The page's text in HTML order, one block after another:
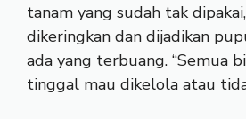
tanam yang sudah tak
dikeringkan dan dijadikan
ada yang terbuang. “Semua
tinggal mau dikelola atau